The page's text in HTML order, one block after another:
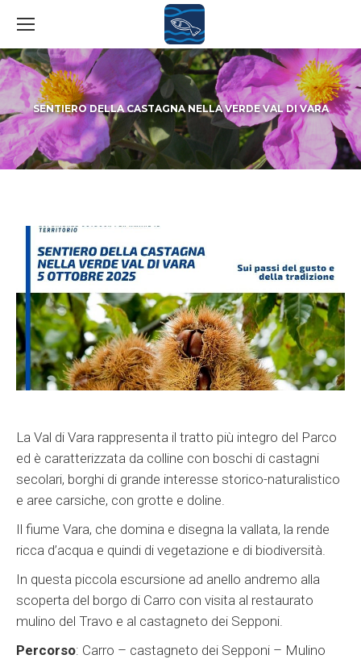
SENTIERO DELLA CASTAGNA NELLA VERDE VAL DI VARA
You are here:
La Val di Vara rappresenta il tratto più integro del Parco
ed è caratterizzata da colline con boschi di castagni
secolari, borghi di grande interesse storico-naturalistico
e aree carsiche, con grotte e doline.
Il fiume Vara, che domina e disegna la vallata, la rende
ricca d’acqua e quindi di vegetazione e di biodiversità.
In questa piccola escursione ad anello andremo alla
scoperta del borgo di Carro con visita al restaurato
mulino del Travo e al castagneto dei Sepponi.
Percorso: Carro – castagneto dei Sepponi – Mulino